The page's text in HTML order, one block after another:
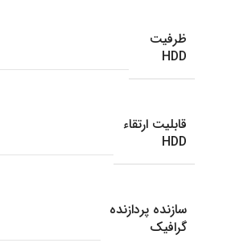
ظرفیت
HDD
قابلیت ارتقاء
HDD
سازنده پردازنده
گرافیک